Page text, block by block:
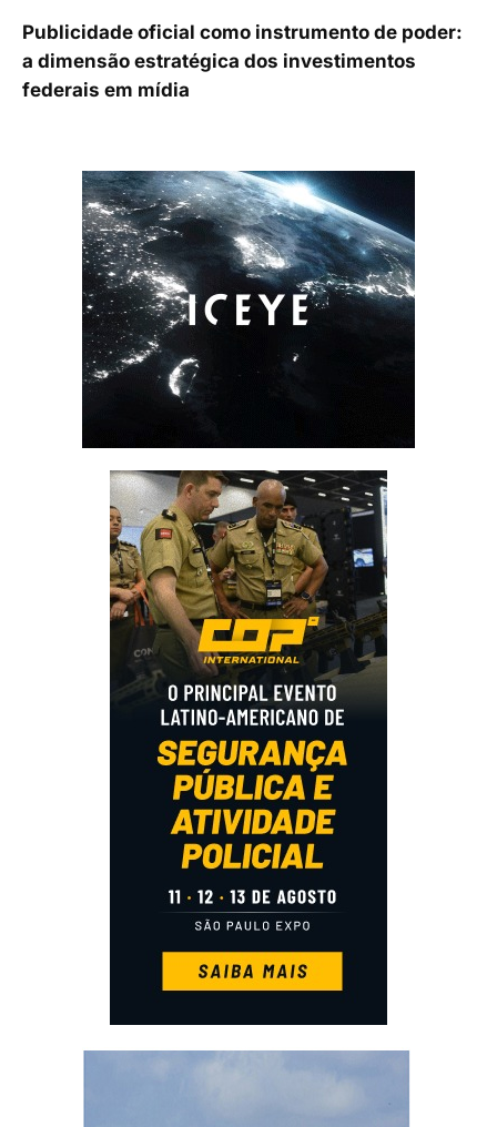
Publicidade oficial como instrumento de poder:
a dimensão estratégica dos investimentos
federais em mídia